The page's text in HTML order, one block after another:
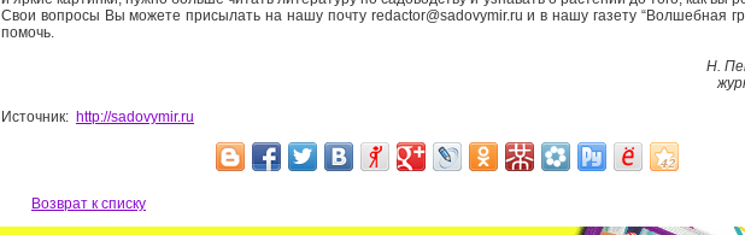
Свои вопросы Вы можете присылать на нашу почту redactor@sadovymir.ru и в нашу газету “Волшебная
помочь.
Н.
Источник: http://sadovymir.ru
Возврат к списку